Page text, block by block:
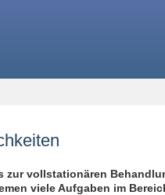
zur vollstationären
viele Aufgaben im